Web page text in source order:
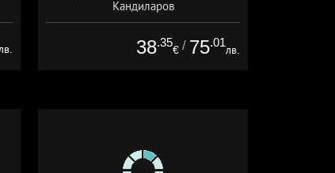
лв.
Кандиларов
38.35
€ / 75.01
лв.